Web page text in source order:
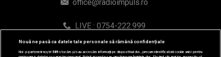
office@radioimpuls.ro
LIVE : 0754-222.999
WhatsApp: 0754-222.999
Nouă ne pasă ca datele tale personale să rămână confidențiale
Noi și partenerii noștri589stocăm și/sau accesăm informații pe dispozitivul dvs., precum identificatorii cookie unici pentru